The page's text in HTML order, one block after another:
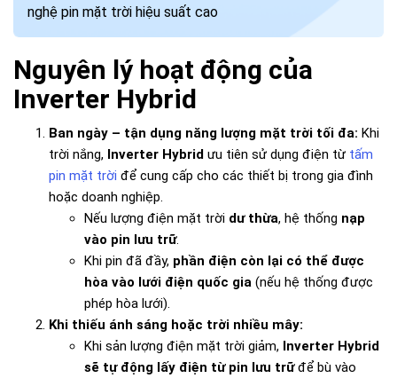
nghệ pin mặt trời hiệu suất cao
Nguyên lý hoạt động của
Inverter Hybrid
Ban ngày – tận dụng năng lượng mặt trời tối đa: Khi
trời nắng, Inverter Hybrid ưu tiên sử dụng điện từ tấm
pin mặt trời để cung cấp cho các thiết bị trong gia đình
hoặc doanh nghiệp.
Nếu lượng điện mặt trời dư thừa, hệ thống nạp
vào pin lưu trữ.
Khi pin đã đầy, phần điện còn lại có thể được
hòa vào lưới điện quốc gia (nếu hệ thống được
phép hòa lưới).
Khi thiếu ánh sáng hoặc trời nhiều mây:
Khi sản lượng điện mặt trời giảm, Inverter Hybrid
sẽ tự động lấy điện từ pin lưu trữđể bù vào